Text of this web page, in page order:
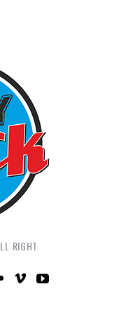
RIGHT